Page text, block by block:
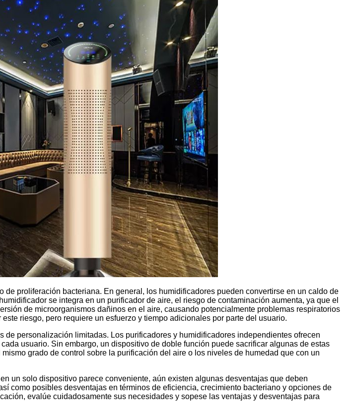
de proliferación bacteriana. En general, los humidificadores pueden convertirse en un caldo de
se integra en un purificador de aire, el riesgo de contaminación aumenta, ya que el
de microorganismos dañinos en el aire, causando potencialmente problemas respiratorios
riesgo, pero requiere un esfuerzo y tiempo adicionales por parte del usuario.
personalización limitadas. Los purificadores y humidificadores independientes ofrecen
usuario. Sin embargo, un dispositivo de doble función puede sacrificar algunas de estas
grado de control sobre la purificación del aire o los niveles de humedad que con un
un solo dispositivo parece conveniente, aún existen algunas desventajas que deben
como posibles desventajas en términos de eficiencia, crecimiento bacteriano y opciones de
evalúe cuidadosamente sus necesidades y sopese las ventajas y desventajas para